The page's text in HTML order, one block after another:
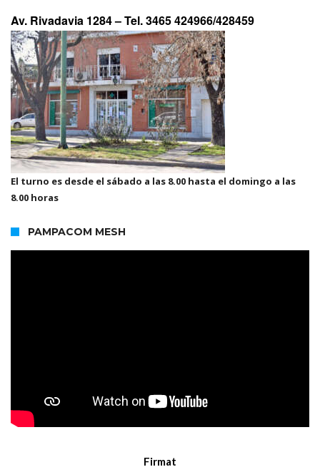
Av. Rivadavia 1284 –Tel. 3465 424966/428459
El turno es desde el sábado a las 8.00 hasta el domingo a las
8.00 horas
PAMPACOM MESH
Firmat